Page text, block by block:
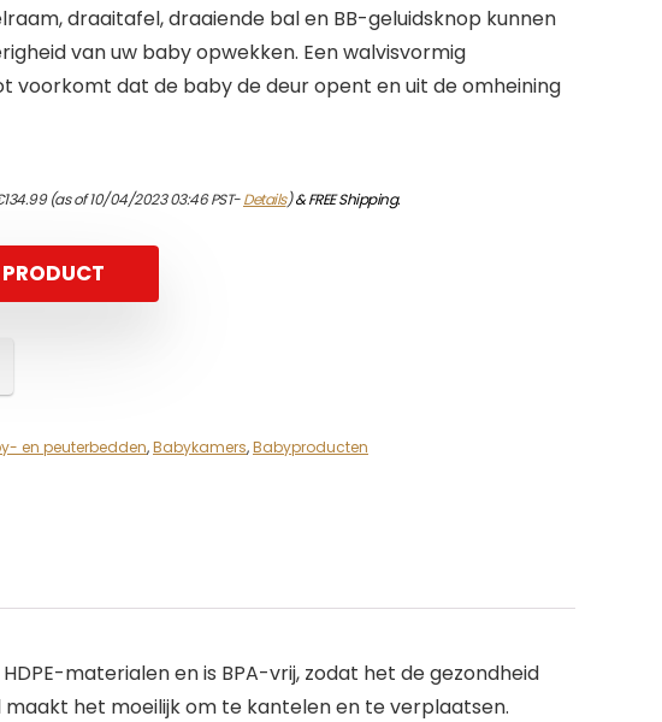
draaitafel, draaiende bal en BB-geluidsknop kunnen
van uw baby opwekken. Een walvisvormig
voorkomt dat de baby de deur opent en uit de omheining
134.99(as of 10/04/2023 03:46 PST-Details)&FREE Shipping.
en peuterbedden,Babykamers,Babyproducten
materialen en is BPA-vrij, zodat het de gezondheid
het moeilijk om te kantelen en te verplaatsen.